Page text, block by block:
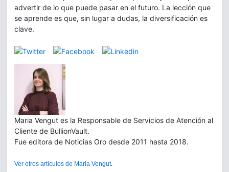
advertir de lo que puede pasar en el futuro. La lección que
se aprende es que, sin lugar a dudas, la diversificación es
clave.
Maria Vengut es la Responsable de Servicios de Atención al
Cliente de BullionVault.
Fue editora de Noticias Oro desde 2011 hasta 2018.
Ver otros artículos de Maria Vengut.